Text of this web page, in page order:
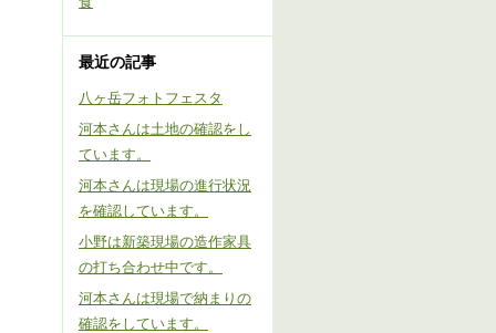
最近の記事
八ヶ岳フォトフェスタ
河本さんは土地の確認をし
ています。
河本さんは現場の進行状況
を確認しています。
小野は新築現場の造作家具
の打ち合わせ中です。
河本さんは現場で納まりの
確認をしています。